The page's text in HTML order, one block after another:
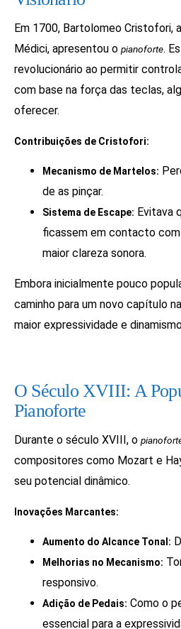
Em 1700, Bartolomeo Cristofori,
Médici, apresentou o pianoforte.
revolucionário ao permitir
com base na força das teclas,
oferecer.
Contribuições de Cristofori:
Mecanismo de Martelos:
de as pinçar.
Sistema de Escape: Evitava
ficassem em contacto
maior clareza sonora.
Embora inicialmente pouco
caminho para um novo capítulo
maior expressividade e
O Século XVIII: A
Pianoforte
Durante o século XVIII, o
compositores como Mozart e
seu potencial dinâmico.
Inovações Marcantes:
Aumento do Alcance Tonal:
Melhorias no Mecanismo:
responsivo.
Adição de Pedais: Como o
essencial para a